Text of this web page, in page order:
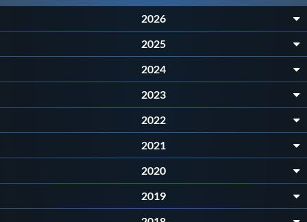
2026
2025
2024
2023
2022
2021
2020
2019